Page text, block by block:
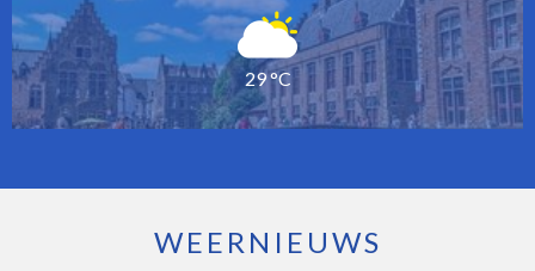
29 °C
WEERNIEUWS